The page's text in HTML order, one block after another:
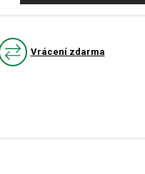
Vrácení zdarma